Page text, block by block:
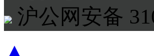
沪公网安备
▲